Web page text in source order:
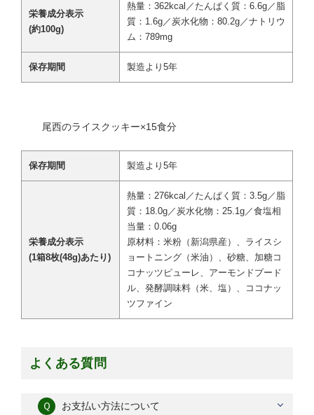
栄養成分表示
(約100g)
熱量：362kcal／たんぱく質：6.6g／脂
質：1.6g／炭水化物：80.2g／ナトリウ
ム：789mg
保存期間 製造より5年
尾西のライスクッキー×15食分
保存期間 製造より5年
栄養成分表示
(1箱8枚(48g)あたり)
熱量：276kcal／たんぱく質：3.5g／脂
質：18.0g／炭水化物：25.1g／食塩相
当量：0.06g
原材料：米粉（新潟県産）、ライスシ
ョートニング（米油）、砂糖、加糖コ
コナッツピューレ、アーモンドプード
ル、発酵調味料（米、塩）、ココナッ
ツファイン
よくある質問
Ｑ お支払い方法について